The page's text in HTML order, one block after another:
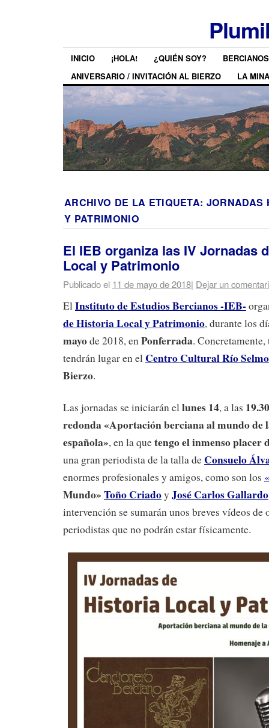
INICIO ¡HOLA! ¿QUIÉN SOY?
ANIVERSARIO / INVITACIÓN AL BIERZO
LA MINA
ARCHIVO DE LA ETIQUETA: JORNADAS
Y PATRIMONIO
El IEB organiza las IV Jornadas
Local y Patrimonio
Publicado el 11 de mayo de 2018| Dejar un
ElInstituto de Estudios Bercianos -IEB-
de Historia Local y Patrimonio, durante los
mayode 2018, enPonferrada.
tendrán lugar en el Centro Cultural Río Selmo
Bierzo.
Las jornadas se iniciarán ellunes 14, a las
redonda «Aportación berciana al mundo de
española», en la quetengo el inmenso placer
una gran periodista de la talla de Consuelo
enormes profesionales y amigos, como son los «
Mundo»Toño Criadoy José Carlos Gallardo
intervención se sumarán unos breves vídeos de
periodistas que no podrán estar físicamente.